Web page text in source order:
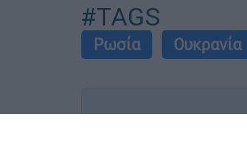
#TAGS
Ρωσία Ουκρανία